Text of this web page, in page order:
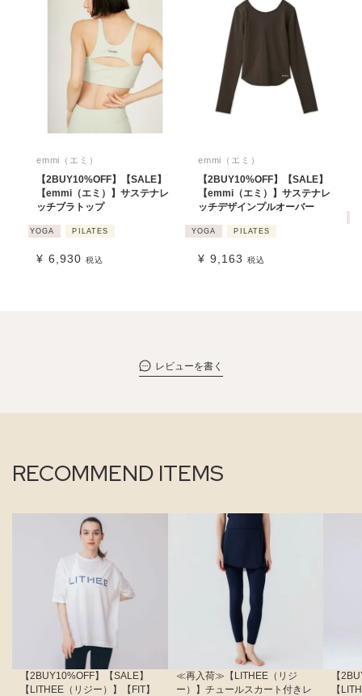
emmi（エミ）
【2BUY10%OFF】【SALE】
【emmi（エミ）】サステナレ
ッチブラトップ
YOGA PILATES
¥ 6,930 税込
emmi（エミ）
【2BUY10%OFF】【SALE】
【emmi（エミ）】サステナレ
ッチデザインプルオーバー
YOGA PILATES
¥ 9,163 税込
レビューを書く
RECOMMEND ITEMS
【2BUY10%OFF】【SALE】
【LITHEE（リジー）】【FIT】
≪再入荷≫【LITHEE（リジ
ー）】チュールスカート付きレ
【
【